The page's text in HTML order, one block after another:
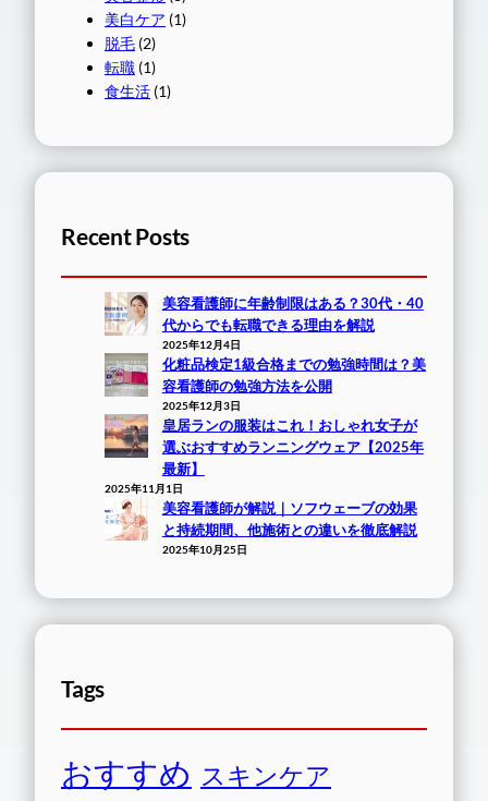
美白ケア (1)
脱毛 (2)
転職 (1)
食生活 (1)
Recent Posts
美容看護師に年齢制限はある？30代・40
代からでも転職できる理由を解説
2025年12月4日
化粧品検定1級合格までの勉強時間は？美
容看護師の勉強方法を公開
2025年12月3日
皇居ランの服装はこれ！おしゃれ女子が
選ぶおすすめランニングウェア【2025年
最新】
2025年11月1日
美容看護師が解説｜ソフウェーブの効果
と持続期間、他施術との違いを徹底解説
2025年10月25日
Tags
おすすめ スキンケア